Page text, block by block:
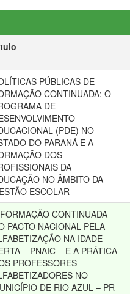
PÚBLICAS DE
CONTINUADA: O
DE
(PDE) NO
DO PARANÁ E A
DOS
DA
NO ÂMBITO DA
ESCOLAR
CONTINUADA
PACTO NACIONAL PELA
NA IDADE
– PNAIC – E A PRÁTICA
PROFESSORES
NO
DE RIO AZUL – PR